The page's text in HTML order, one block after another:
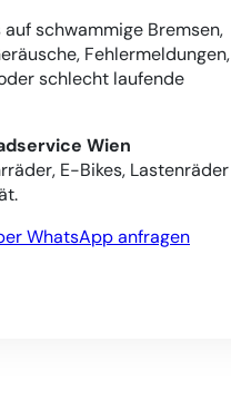
schwammige Bremsen,
Fehlermeldungen,
schlecht laufende
Wien
E-Bikes, Lastenräder
WhatsApp anfragen